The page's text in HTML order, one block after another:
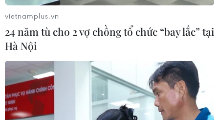
vietnamplus.vn
24 năm tù cho 2 vợ chồng tổ chức “bay lắc” tại
Hà Nội